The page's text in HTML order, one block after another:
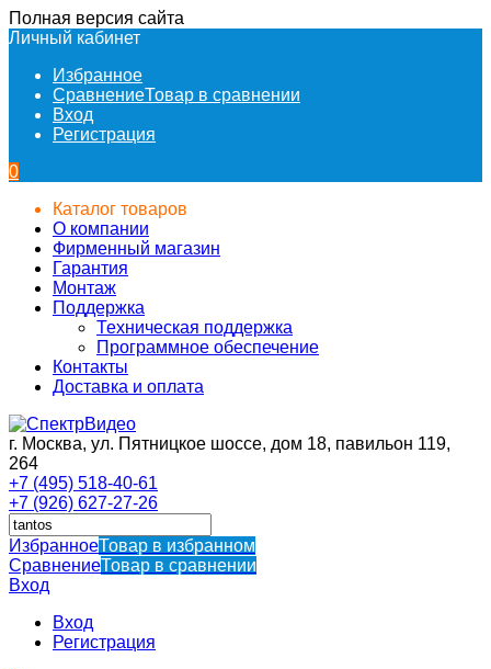
Полная версия сайта
Личный кабинет
Избранное
СравнениеТовар в сравнении
Вход
Регистрация
0
Каталог товаров
О компании
Фирменный магазин
Гарантия
Монтаж
Поддержка
Техническая поддержка
Программное обеспечение
Контакты
Доставка и оплата
г. Москва, ул. Пятницкое шоссе, дом 18, павильон 119,
264
+7 (495) 518-40-61
+7 (926) 627-27-26
ИзбранноеТовар в избранном
СравнениеТовар в сравнении
Вход
Вход
Регистрация